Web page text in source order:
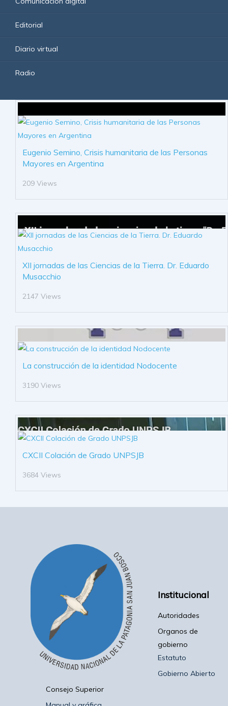
Editorial
Diario virtual
Radio
Eugenio Semino, Crisis humanitaria de las Personas
Mayores en Argentina
209 Views
XII jornadas de las Ciencias de la Tierra. Dr. Eduardo
Musacchio
2147 Views
La construcción de la identidad Nodocente
3190 Views
CXCII Colación de Grado UNPSJB
3684 Views
Institucional
Autoridades
Organos de
gobierno
Estatuto
Gobierno Abierto
Consejo Superior